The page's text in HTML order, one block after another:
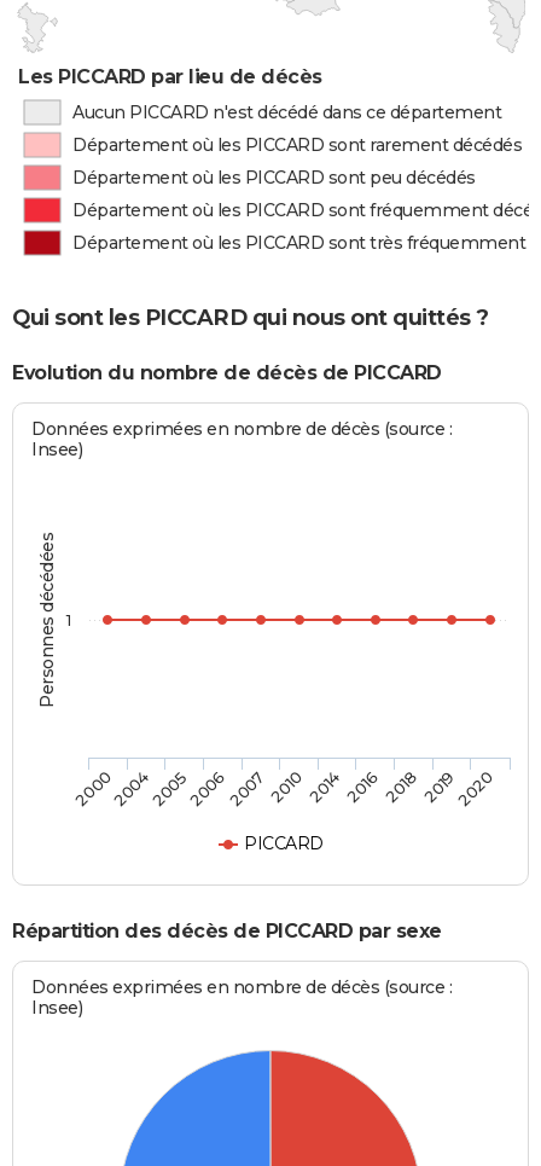
Les PICCARD par lieu de décès
Aucun PICCARD n'est décédé dans ce département
Département où les PICCARD sont rarement décédés
Département où les PICCARD sont peu décédés
Département où les PICCARD sont fréquemment
Département où les PICCARD sont très fréquemment
Qui sont les PICCARD qui nous ont quittés ?
Evolution du nombre de décès de PICCARD
Personnes décédées
Données exprimées en nombre de décès (source :
Insee)
PICCARD
20002004200520062007 2010 20142016201820192020
1
Répartition des décès de PICCARD par sexe
Données exprimées en nombre de décès (source :
Insee)